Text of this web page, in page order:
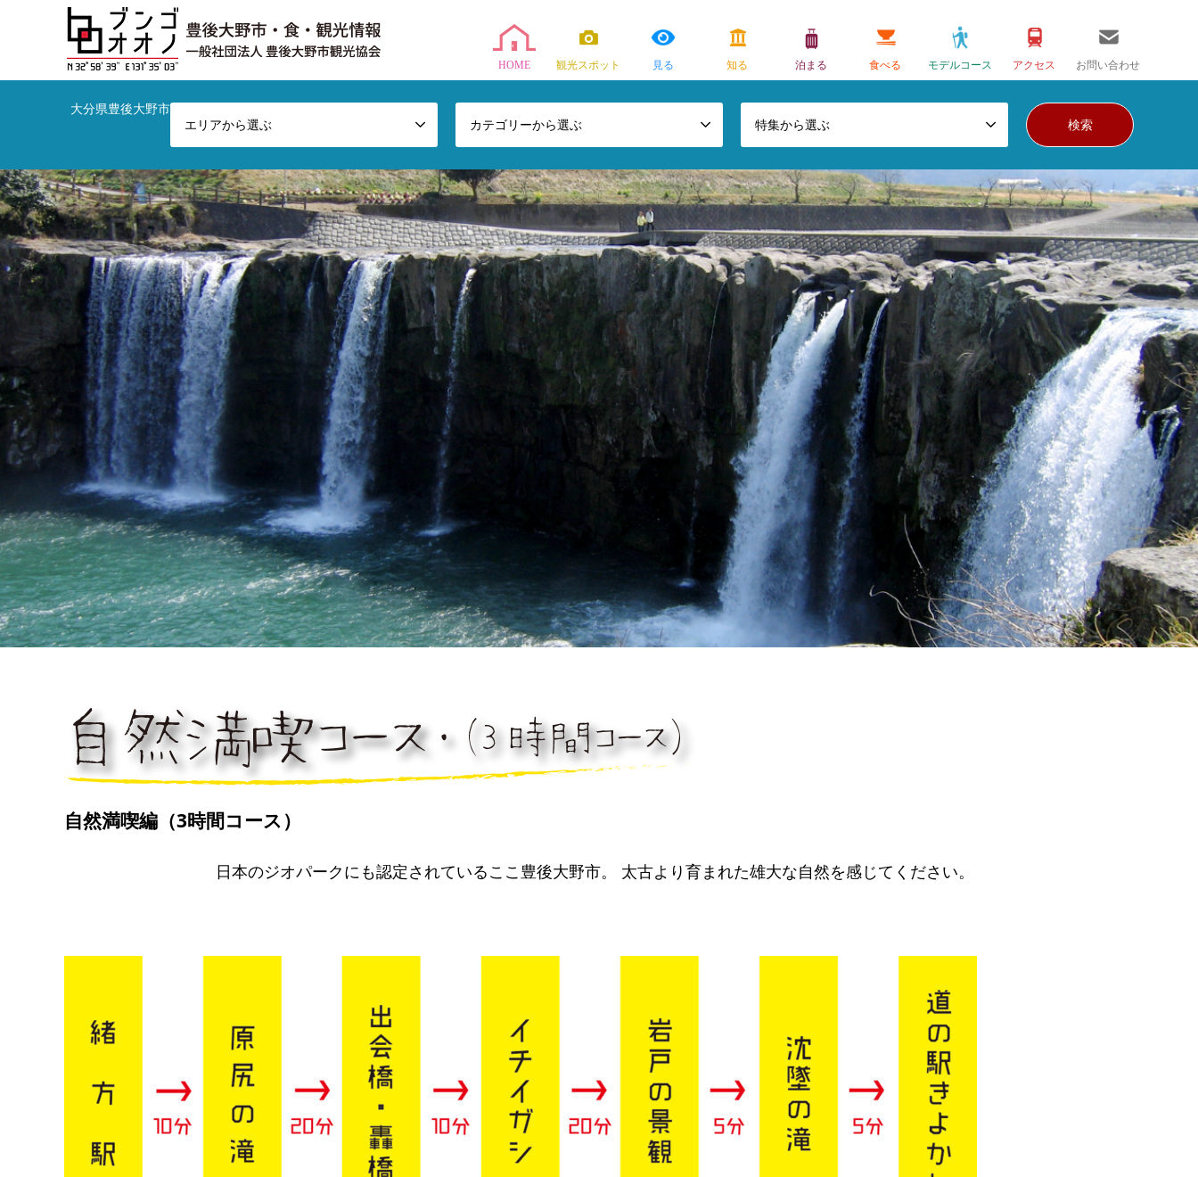
大分県豊後大野市の観光やお店など総合情報サイトです！
HOME 観光スポット 見る 知る 泊まる 食べる モデルコース アクセス お問い合わせ
エリアから選ぶ カテゴリーから選ぶ 特集から選ぶ
自然満喫編（3時間コース）
日本のジオパークにも認定されているここ豊後大野市。 太古より育まれた雄大な自然を感じてください。